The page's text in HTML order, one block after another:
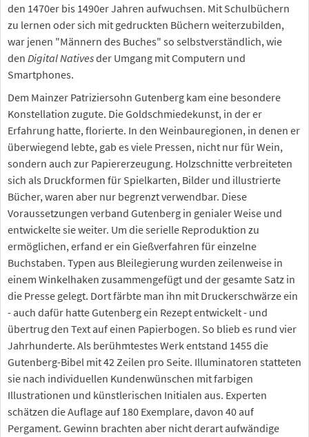
den 1470er bis 1490er Jahren aufwuchsen. Mit Schulbüchern
zu lernen oder sich mit gedruckten Büchern weiterzubilden,
war jenen "Männern des Buches" so selbstverständlich, wie
den Digital Nativesder Umgang mit Computern und
Smartphones.
Dem Mainzer Patriziersohn Gutenberg kam eine besondere
Konstellation zugute. Die Goldschmiedekunst, in der er
Erfahrung hatte, florierte. In den Weinbauregionen, in denen er
überwiegend lebte, gab es viele Pressen, nicht nur für Wein,
sondern auch zur Papiererzeugung. Holzschnitte verbreiteten
sich als Druckformen für Spielkarten, Bilder und illustrierte
Bücher, waren aber nur begrenzt verwendbar. Diese
Voraussetzungen verband Gutenberg in genialer Weise und
entwickelte sie weiter. Um die serielle Reproduktion zu
ermöglichen, erfand er ein Gießverfahren für einzelne
Buchstaben. Typen aus Bleilegierung wurden zeilenweise in
einem Winkelhaken zusammengefügt und der gesamte Satz in
die Presse gelegt. Dort färbte man ihn mit Druckerschwärze ein
- auch dafür hatte Gutenberg ein Rezept entwickelt - und
übertrug den Text auf einen Papierbogen. So blieb es rund vier
Jahrhunderte. Als berühmtestes Werk entstand 1455 die
Gutenberg-Bibel mit 42 Zeilen pro Seite. Illuminatoren statteten
sie nach individuellen Kundenwünschen mit farbigen
Illustrationen und künstlerischen Initialen aus. Experten
schätzen die Auflage auf 180 Exemplare, davon 40 auf
Pergament. Gewinn brachten aber nicht derart aufwändige